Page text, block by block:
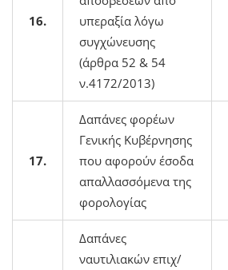
16.
υπεραξία λόγω
συγχώνευσης
(άρθρα 52 & 54
ν.4172/2013)
17.
Δαπάνες φορέων
Γενικής Κυβέρνησης
που αφορούν έσοδα
απαλλασσόμενα της
φορολογίας
Δαπάνες
ναυτιλιακών επιχ/